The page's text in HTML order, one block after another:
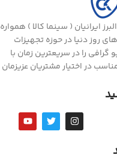
ایرانیان ( سینما کالا ) همواره
روز دنیا در حوزه تجهیزات
را در سریعترین زمان با
در اختیار مشتریان عزیزمان